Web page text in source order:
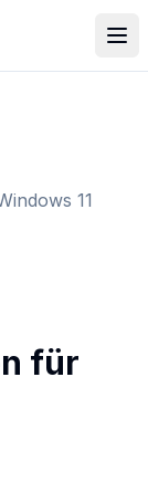
11
für